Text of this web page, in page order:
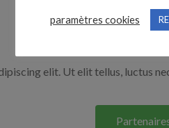
Nos
elit. Ut elit tellus, luctus
paramètres cookies